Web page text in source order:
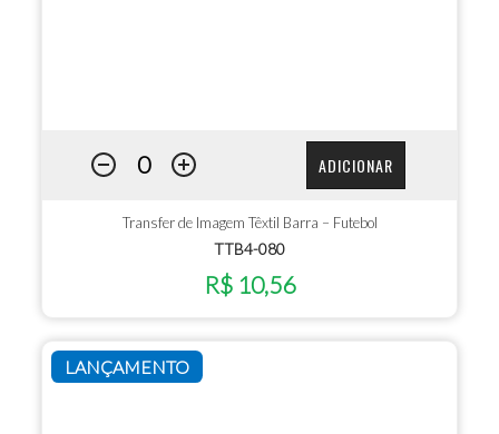
ADICIONAR
Transfer de Imagem Têxtil Barra – Futebol
TTB4-080
R$ 10,56
LANÇAMENTO